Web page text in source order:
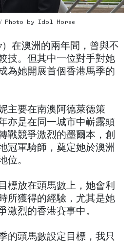
// Photo by Idol Horse
在澳洲的兩年間，曾與不
技。但其中一位對手對她
為她開展首個香港馬季的
主要在南澳阿德萊德策
亦是在同一城市中嶄露頭
戰競爭激烈的墨爾本，創
冠軍騎師，奠定她於澳洲
位。
標放在頭馬數上，她會利
所獲得的經驗，尤其是她
激烈的香港賽事中。
的頭馬數設定目標，我只